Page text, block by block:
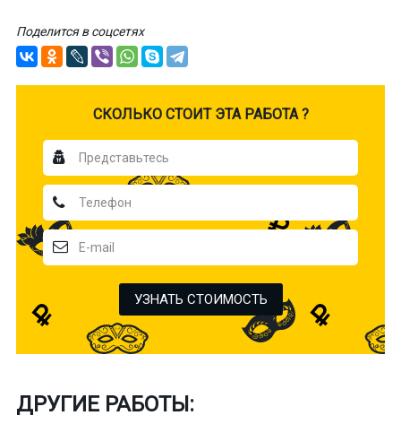
Поделится в соцсетях
CКОЛЬКО СТОИТ ЭТА РАБОТА ?
УЗНАТЬ СТОИМОСТЬ
ДРУГИЕ РАБОТЫ: